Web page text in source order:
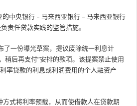
中央银行 – 马来西亚银行 – 马来西亚银行
责任贷款实践的监管措施。
了一份曝光草案，提议废除统一利息计
稍后再支付”安排的款项。该提案禁止使用
率贷款的利息或利润费用的个人融资产
方式将利率预载，从而使借款人在贷款期